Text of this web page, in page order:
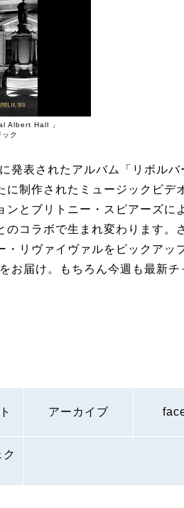
Albert Hall 」
ク
発表されたアルバム「リボルバ
制作されたミュージックビデ
とブリトニー・スピアーズに
コラボで生まれ変わります。
リヴァイヴァルをピックアッ
お届け。もちろん今週も最新チ
アーカイブ